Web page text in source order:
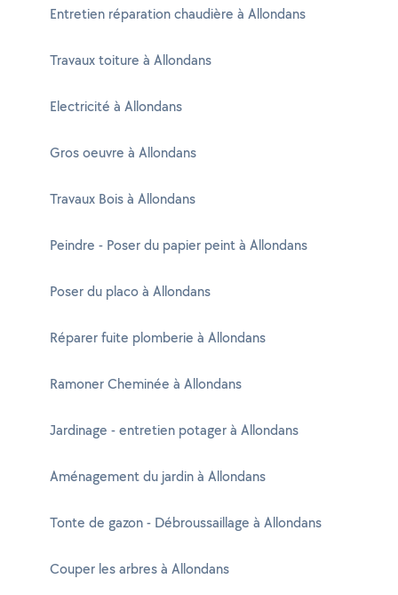
Entretien réparation chaudière à Allondans
Travaux toiture à Allondans
Electricité à Allondans
Gros oeuvre à Allondans
Travaux Bois à Allondans
Peindre - Poser du papier peint à Allondans
Poser du placo à Allondans
Réparer fuite plomberie à Allondans
Ramoner Cheminée à Allondans
Jardinage - entretien potager à Allondans
Aménagement du jardin à Allondans
Tonte de gazon - Débroussaillage à Allondans
Couper les arbres à Allondans